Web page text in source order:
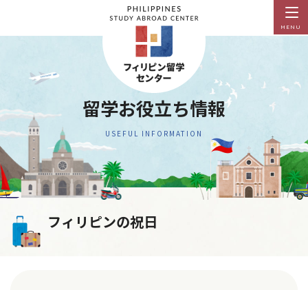
MENU
留学お役立ち情報
USEFUL INFORMATION
フィリピンの祝日